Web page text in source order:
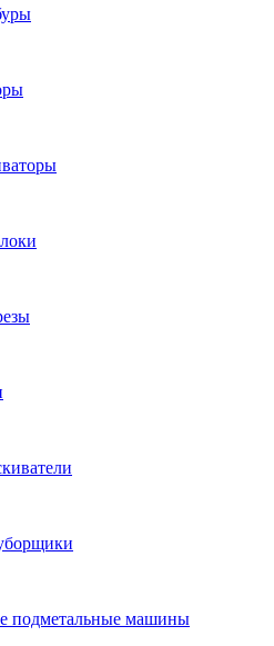
подметальные машины